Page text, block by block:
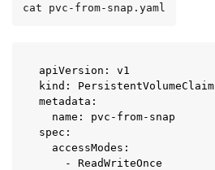
cat pvc-from-snap.yaml
apiVersion: v1
kind: PersistentVolumeClaim
metadata:
  name: pvc-from-snap
spec:
  accessModes:
    - ReadWriteOnce